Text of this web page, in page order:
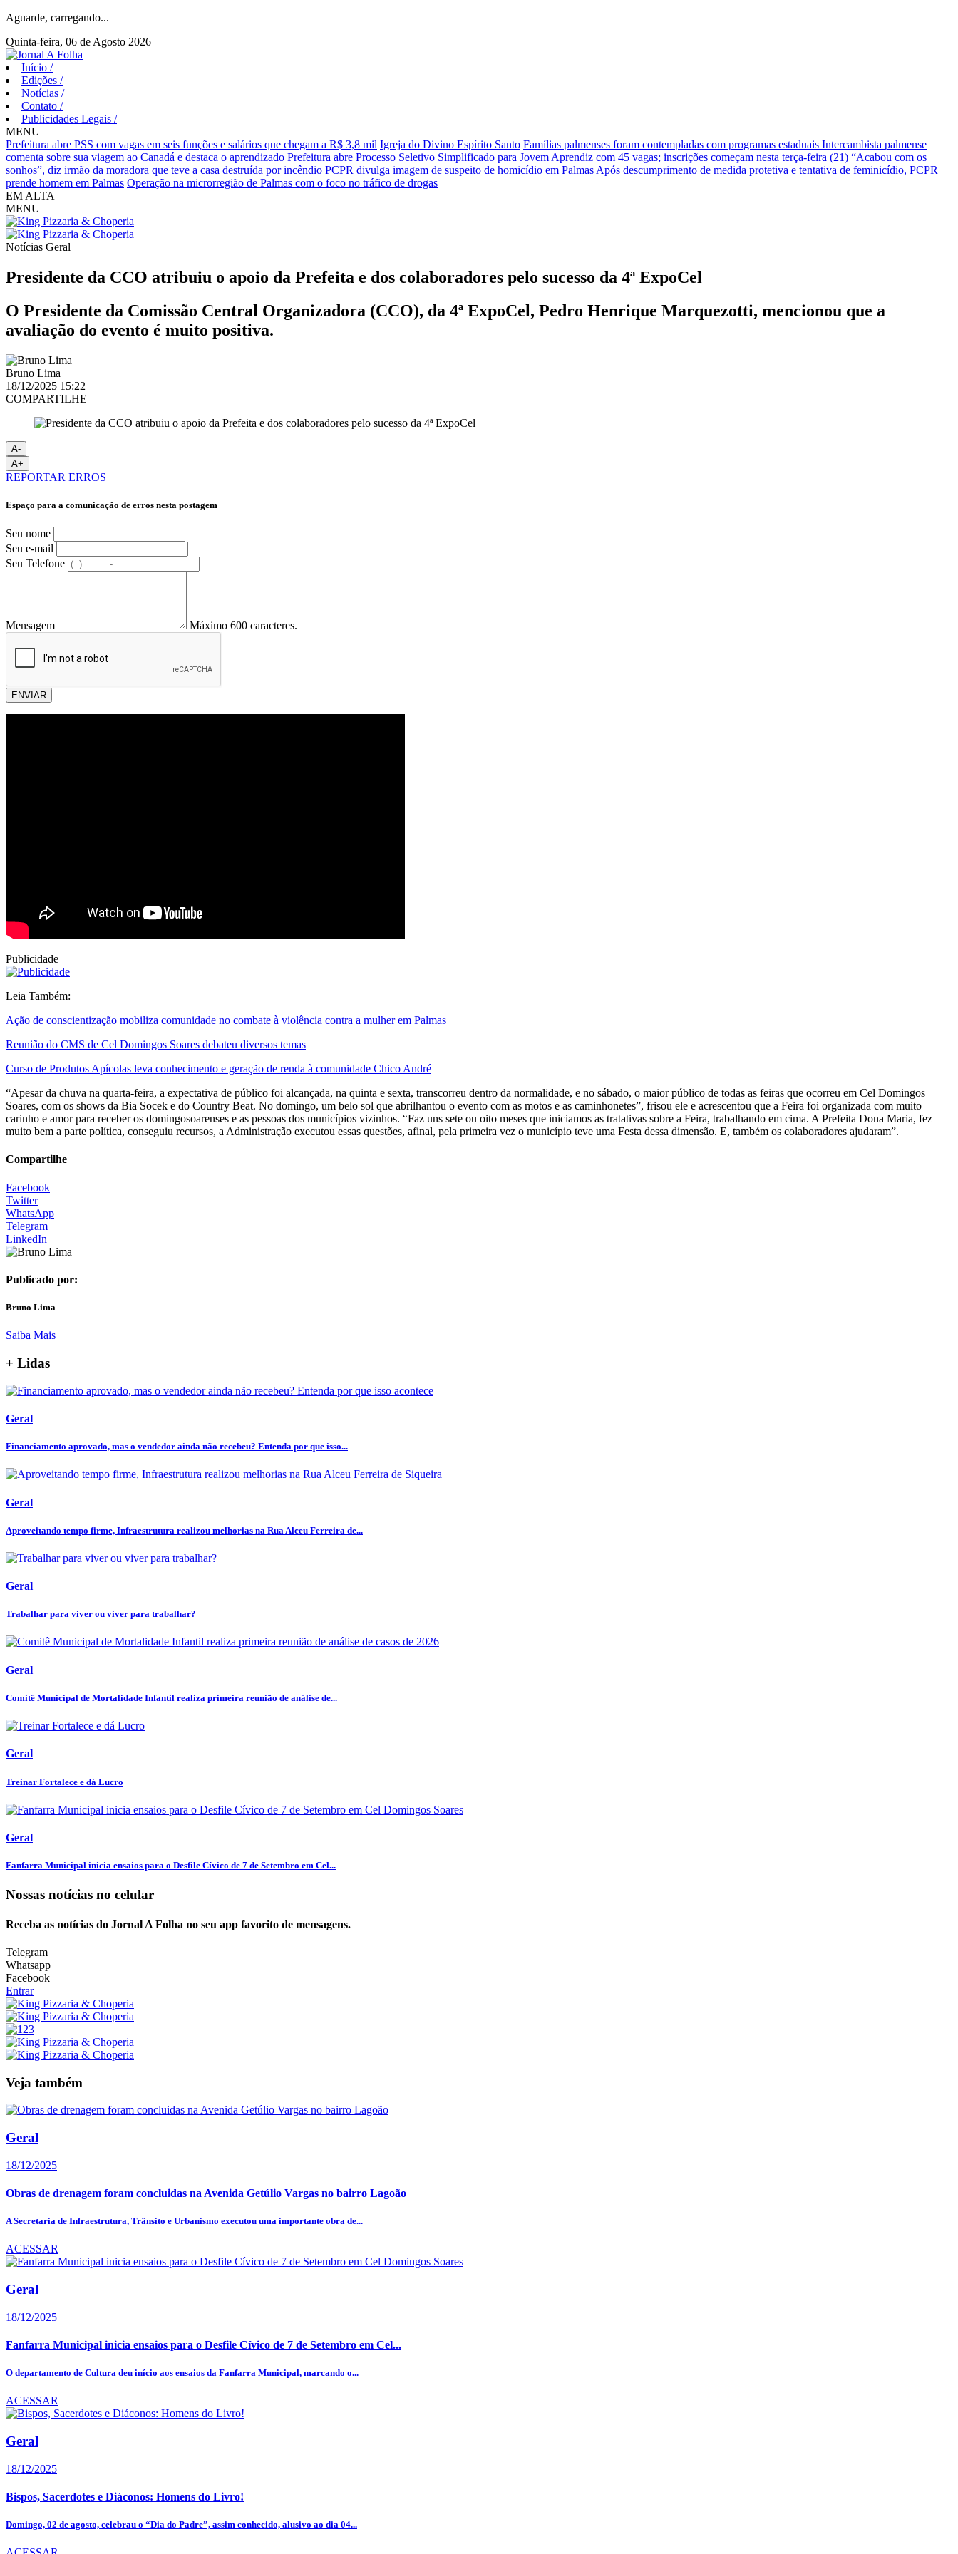
Aguarde, carregando...
Quinta-feira, 06 de Agosto 2026
Início /
Edições /
Notícias /
Contato /
Publicidades Legais /
MENU
Prefeitura abre PSS com vagas em seis funções e salários que chegam a R$ 3,8 mil Igreja do Divino Espírito Santo Famílias palmenses foram contempladas com programas estaduais Intercambista palmense
comenta sobre sua viagem ao Canadá e destaca o aprendizado Prefeitura abre Processo Seletivo Simplificado para Jovem Aprendiz com 45 vagas; inscrições começam nesta terça-feira (21) “Acabou com os
sonhos”, diz irmão da moradora que teve a casa destruída por incêndio PCPR divulga imagem de suspeito de homicídio em Palmas Após descumprimento de medida protetiva e tentativa de feminicídio, PCPR
prende homem em Palmas Operação na microrregião de Palmas com o foco no tráfico de drogas
EM ALTA
MENU
Notícias Geral
Presidente da CCO atribuiu o apoio da Prefeita e dos colaboradores pelo sucesso da 4ª ExpoCel
O Presidente da Comissão Central Organizadora (CCO), da 4ª ExpoCel, Pedro Henrique Marquezotti, mencionou que a
avaliação do evento é muito positiva.
Bruno Lima
18/12/2025 15:22
COMPARTILHE
A-
A+
REPORTAR ERROS
Espaço para a comunicação de erros nesta postagem
Seu nome
Seu e-mail
Seu Telefone
Mensagem Máximo 600 caracteres.
ENVIAR
Publicidade
Leia Também:
Ação de conscientização mobiliza comunidade no combate à violência contra a mulher em Palmas
Reunião do CMS de Cel Domingos Soares debateu diversos temas
Curso de Produtos Apícolas leva conhecimento e geração de renda à comunidade Chico André
“Apesar da chuva na quarta-feira, a expectativa de público foi alcançada, na quinta e sexta, transcorreu dentro da normalidade, e no sábado, o maior público de todas as feiras que ocorreu em Cel Domingos
Soares, com os shows da Bia Socek e do Country Beat. No domingo, um belo sol que abrilhantou o evento com as motos e as caminhonetes”, frisou ele e acrescentou que a Feira foi organizada com muito
carinho e amor para receber os domingosoarenses e as pessoas dos municípios vizinhos. “Faz uns sete ou oito meses que iniciamos as tratativas sobre a Feira, trabalhando em cima. A Prefeita Dona Maria, fez
muito bem a parte política, conseguiu recursos, a Administração executou essas questões, afinal, pela primeira vez o município teve uma Festa dessa dimensão. E, também os colaboradores ajudaram”.
Compartilhe
Facebook
Twitter
WhatsApp
Telegram
LinkedIn
Publicado por:
Bruno Lima
Saiba Mais
+ Lidas
Geral
Financiamento aprovado, mas o vendedor ainda não recebeu? Entenda por que isso...
Geral
Aproveitando tempo firme, Infraestrutura realizou melhorias na Rua Alceu Ferreira de...
Geral
Trabalhar para viver ou viver para trabalhar?
Geral
Comitê Municipal de Mortalidade Infantil realiza primeira reunião de análise de...
Geral
Treinar Fortalece e dá Lucro
Geral
Fanfarra Municipal inicia ensaios para o Desfile Cívico de 7 de Setembro em Cel...
Nossas notícias no celular
Receba as notícias do Jornal A Folha no seu app favorito de mensagens.
Telegram
Whatsapp
Facebook
Entrar
Veja também
Geral
18/12/2025
Obras de drenagem foram concluidas na Avenida Getúlio Vargas no bairro Lagoão
A Secretaria de Infraestrutura, Trânsito e Urbanismo executou uma importante obra de...
ACESSAR
Geral
18/12/2025
Fanfarra Municipal inicia ensaios para o Desfile Cívico de 7 de Setembro em Cel...
O departamento de Cultura deu início aos ensaios da Fanfarra Municipal, marcando o...
ACESSAR
Geral
18/12/2025
Bispos, Sacerdotes e Diáconos: Homens do Livro!
Domingo, 02 de agosto, celebrau o “Dia do Padre”, assim conhecido, alusivo ao dia 04...